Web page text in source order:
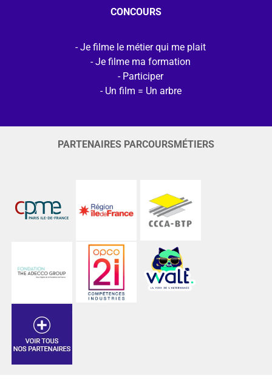
CONCOURS
Je filme le métier qui me plait
Je filme ma formation
Participer
Un film = Un arbre
PARTENAIRES PARCOURSMÉTIERS